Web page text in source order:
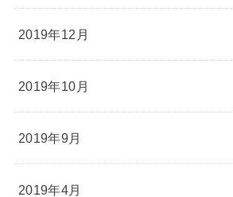
2019年12月
2019年10月
2019年9月
2019年4月